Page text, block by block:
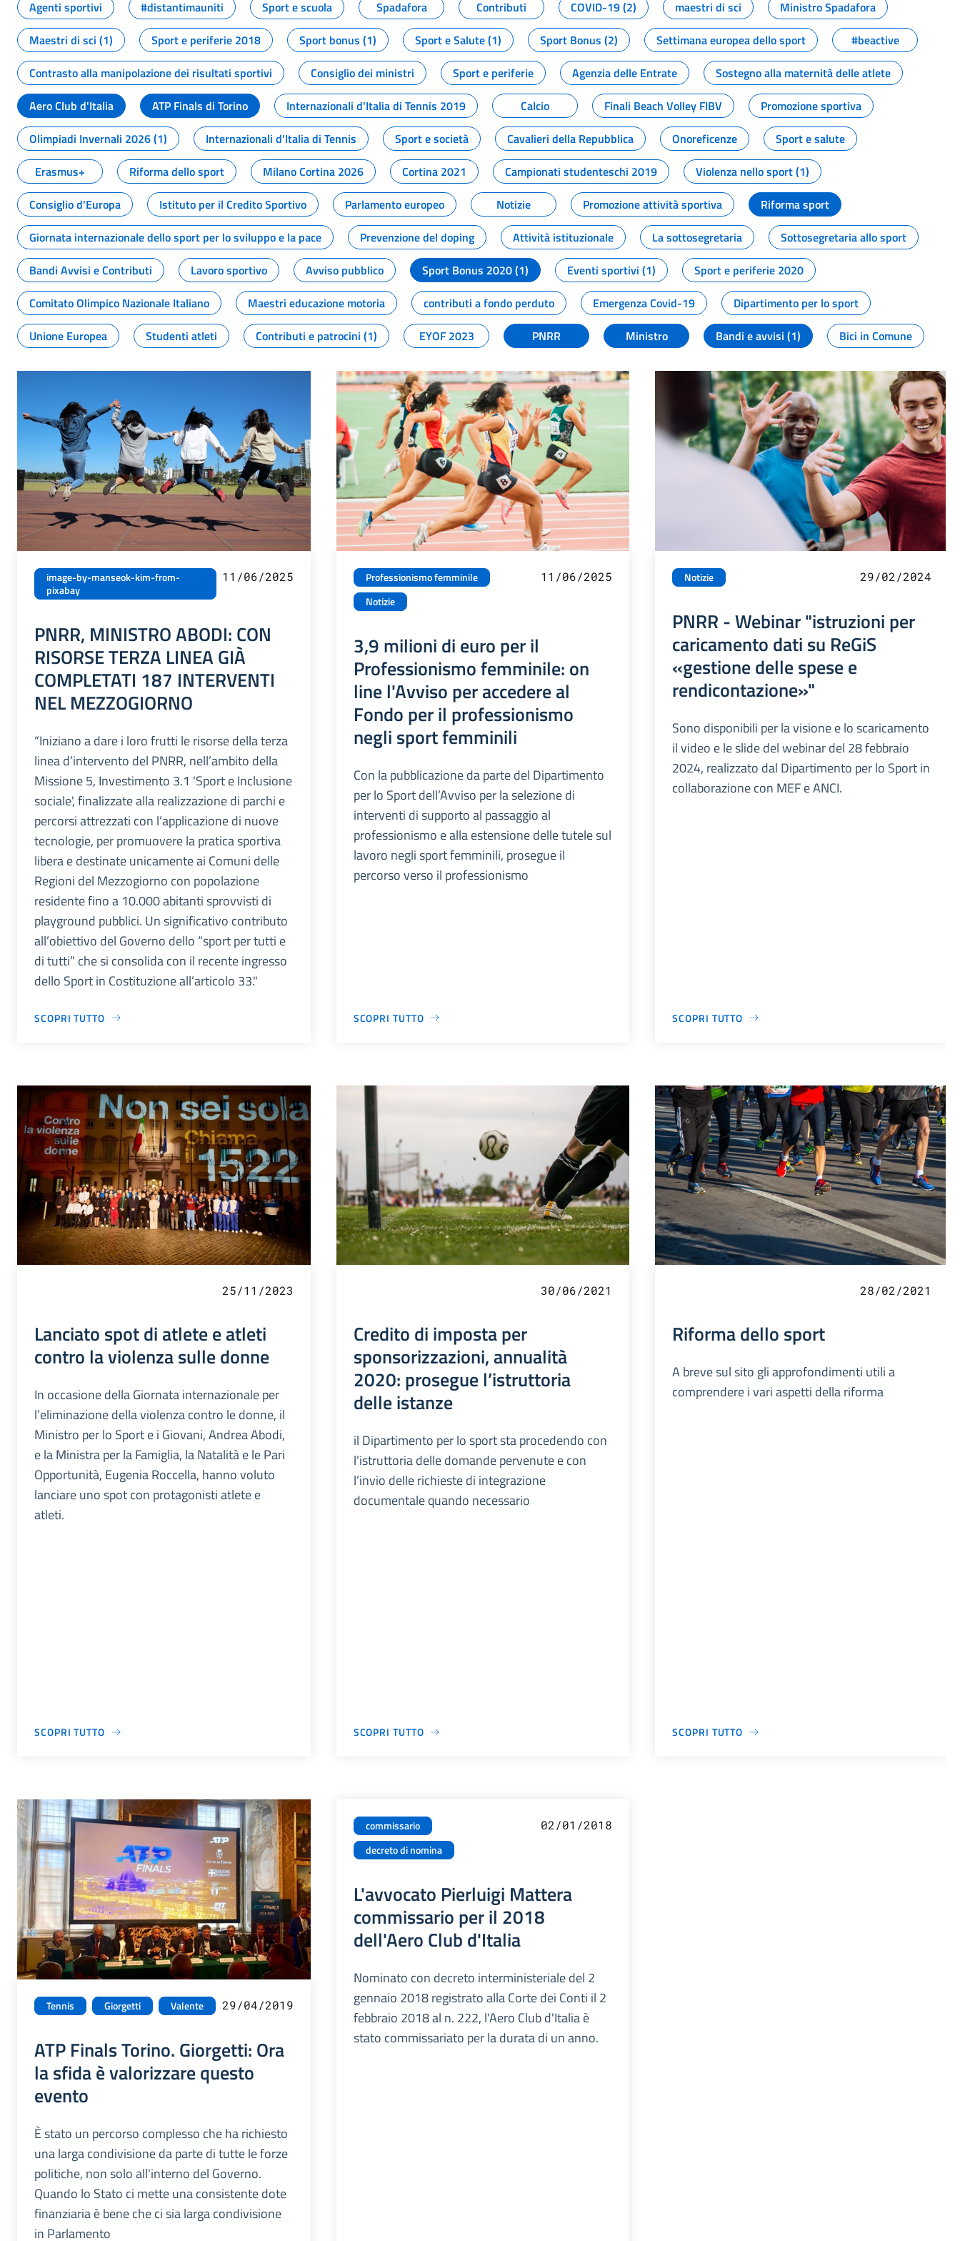
Agenti sportivi
#distantimauniti Sport e scuola Spadafora Contributi COVID-19 (2) maestri di sci
Ministro Spadafora
Maestri di sci (1)
Sport e periferie 2018 Sport bonus (1) Sport e Salute (1) Sport Bonus (2) Settimana europea dello sport
#beactive
Contrasto alla manipolazione dei risultati sportivi
Consiglio dei ministri Sport e periferie Agenzia delle Entrate
Sostegno alla maternità delle atlete
Aero Club d'Italia
ATP Finals di Torino Internazionali d'Italia di Tennis 2019 Calcio Finali Beach Volley FIBV
Promozione sportiva
Olimpiadi Invernali 2026 (1)
Internazionali d'Italia di Tennis Sport e società Cavalieri della Repubblica Onoreficenze
Sport e salute
Erasmus+
Riforma dello sport Milano Cortina 2026 Cortina 2021 Campionati studenteschi 2019
Violenza nello sport (1)
Consiglio d'Europa
Istituto per il Credito Sportivo Parlamento europeo Notizie Promozione attività sportiva
Riforma sport
Giornata internazionale dello sport per lo sviluppo e la pace
Prevenzione del doping Attività istituzionale La sottosegretaria
Sottosegretaria allo sport
Bandi Avvisi e Contributi
Lavoro sportivo Avviso pubblico Sport Bonus 2020 (1) Eventi sportivi (1)
Sport e periferie 2020
Comitato Olimpico Nazionale Italiano
Maestri educazione motoria contributi a fondo perduto Emergenza Covid-19
Dipartimento per lo sport
Unione Europea
Studenti atleti Contributi e patrocini (1) EYOF 2023 PNRR Ministro Bandi e avvisi (1) Bici in Comune
image-by-manseok-kim-from-
pixabay
11/06/2025
PNRR, MINISTRO ABODI: CON
RISORSE TERZA LINEA GIÀ
COMPLETATI 187 INTERVENTI
NEL MEZZOGIORNO
“Iniziano a dare i loro frutti le risorse della terza
linea d’intervento del PNRR, nell’ambito della
Missione 5, Investimento 3.1 'Sport e Inclusione
sociale', finalizzate alla realizzazione di parchi e
percorsi attrezzati con l’applicazione di nuove
tecnologie, per promuovere la pratica sportiva
libera e destinate unicamente ai Comuni delle
Regioni del Mezzogiorno con popolazione
residente fino a 10.000 abitanti sprovvisti di
playground pubblici. Un significativo contributo
all’obiettivo del Governo dello “sport per tutti e
di tutti” che si consolida con il recente ingresso
dello Sport in Costituzione all’articolo 33."
SCOPRI TUTTO
Professionismo femminile
Notizie
11/06/2025
3,9 milioni di euro per il
Professionismo femminile: on
line l'Avviso per accedere al
Fondo per il professionismo
negli sport femminili
Con la pubblicazione da parte del Dipartimento
per lo Sport dell’Avviso per la selezione di
interventi di supporto al passaggio al
professionismo e alla estensione delle tutele sul
lavoro negli sport femminili, prosegue il
percorso verso il professionismo
SCOPRI TUTTO
Notizie 29/02/2024
PNRR - Webinar "istruzioni per
caricamento dati su ReGiS
«gestione delle spese e
rendicontazione»"
Sono disponibili per la visione e lo scaricamento
il video e le slide del webinar del 28 febbraio
2024, realizzato dal Dipartimento per lo Sport in
collaborazione con MEF e ANCI.
SCOPRI TUTTO
25/11/2023
Lanciato spot di atlete e atleti
contro la violenza sulle donne
In occasione della Giornata internazionale per
l’eliminazione della violenza contro le donne, il
Ministro per lo Sport e i Giovani, Andrea Abodi,
e la Ministra per la Famiglia, la Natalità e le Pari
Opportunità, Eugenia Roccella, hanno voluto
lanciare uno spot con protagonisti atlete e
atleti.
SCOPRI TUTTO
30/06/2021
Credito di imposta per
sponsorizzazioni, annualità
2020: prosegue l’istruttoria
delle istanze
il Dipartimento per lo sport sta procedendo con
l’istruttoria delle domande pervenute e con
l’invio delle richieste di integrazione
documentale quando necessario
SCOPRI TUTTO
28/02/2021
Riforma dello sport
A breve sul sito gli approfondimenti utili a
comprendere i vari aspetti della riforma
SCOPRI TUTTO
Tennis Giorgetti Valente 29/04/2019
ATP Finals Torino. Giorgetti: Ora
la sfida è valorizzare questo
evento
È stato un percorso complesso che ha richiesto
una larga condivisione da parte di tutte le forze
politiche, non solo all'interno del Governo.
Quando lo Stato ci mette una consistente dote
finanziaria è bene che ci sia larga condivisione
in Parlamento
commissario
decreto di nomina
02/01/2018
L'avvocato Pierluigi Mattera
commissario per il 2018
dell'Aero Club d'Italia
Nominato con decreto interministeriale del 2
gennaio 2018 registrato alla Corte dei Conti il 2
febbraio 2018 al n. 222, l'Aero Club d'Italia è
stato commissariato per la durata di un anno.